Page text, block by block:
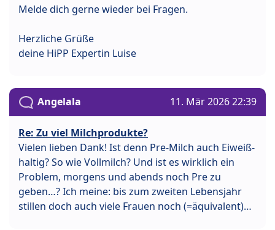
Melde dich gerne wieder bei Fragen.
Herzliche Grüße
deine HiPP Expertin Luise
Angelala 11. Mär 2026 22:39
Re: Zu viel Milchprodukte?
Vielen lieben Dank! Ist denn Pre-Milch auch Eiweiß-
haltig? So wie Vollmilch? Und ist es wirklich ein
Problem, morgens und abends noch Pre zu
geben…? Ich meine: bis zum zweiten Lebensjahr
stillen doch auch viele Frauen noch (=äquivalent)…